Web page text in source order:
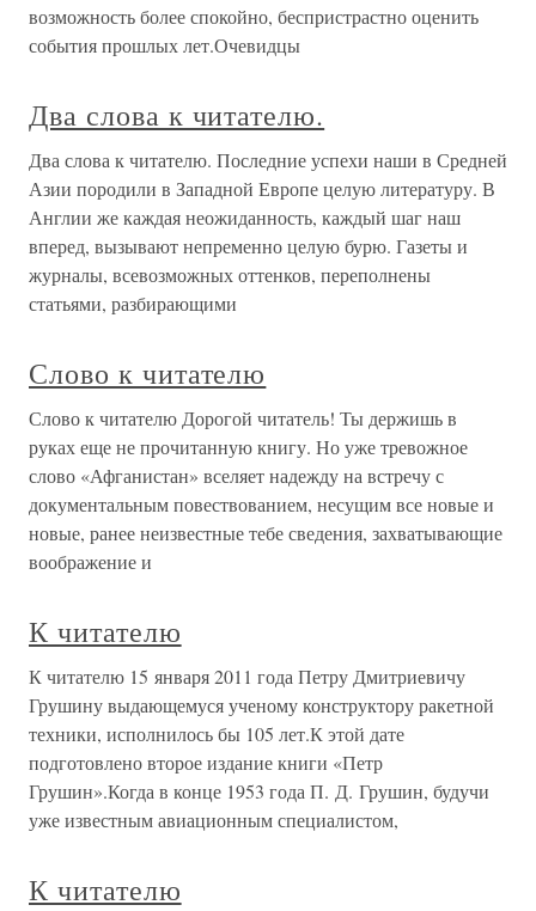
возможность более спокойно, беспристрастно оценить
события прошлых лет.Очевидцы
Два слова к читателю.
Два слова к читателю. Последние успехи наши в Средней
Азии породили в Западной Европе целую литературу. В
Англии же каждая неожиданность, каждый шаг наш
вперед, вызывают непременно целую бурю. Газеты и
журналы, всевозможных оттенков, переполнены
статьями, разбирающими
Слово к читателю
Слово к читателю Дорогой читатель! Ты держишь в
руках еще не прочитанную книгу. Но уже тревожное
слово «Афганистан» вселяет надежду на встречу с
документальным повествованием, несущим все новые и
новые, ранее неизвестные тебе сведения, захватывающие
воображение и
К читателю
К читателю 15 января 2011 года Петру Дмитриевичу
Грушину выдающемуся ученому конструктору ракетной
техники, исполнилось бы 105 лет.К этой дате
подготовлено второе издание книги «Петр
Грушин».Когда в конце 1953 года П. Д. Грушин, будучи
уже известным авиационным специалистом,
К читателю